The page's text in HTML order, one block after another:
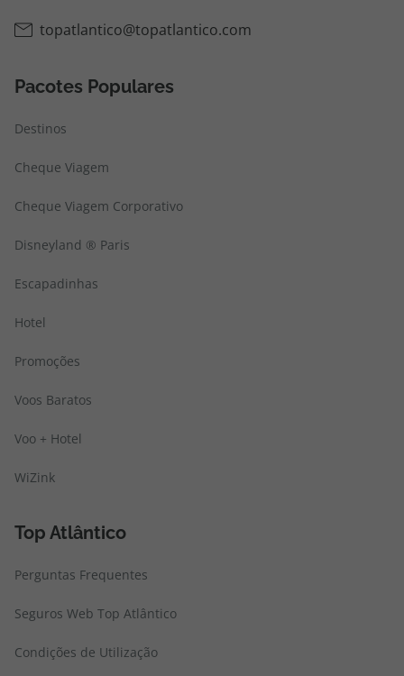
topatlantico@topatlantico.com
Pacotes Populares
Destinos
Cheque Viagem
Cheque Viagem Corporativo
Disneyland ® Paris
Escapadinhas
Hotel
Promoções
Voos Baratos
Voo + Hotel
WiZink
Top Atlântico
Perguntas Frequentes
Seguros Web Top Atlântico
Condições de Utilização